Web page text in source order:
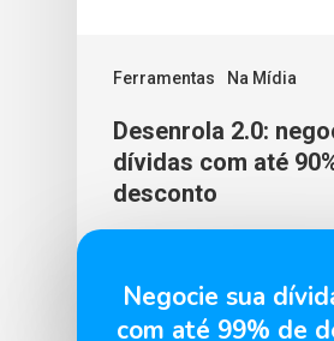
Ferramentas Na Mídia
Desenrola 2.0:
dívidas com até
desconto
Negocie sua
com até 99% de